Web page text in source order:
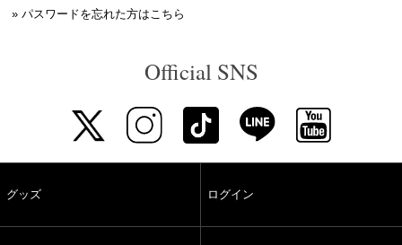
» パスワードを忘れた方はこちら
Official SNS
グッズ ログイン